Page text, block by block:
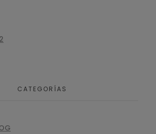
CATEGORÍAS